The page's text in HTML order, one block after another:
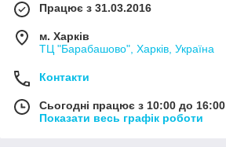
Працює з 31.03.2016
м. Харків
ТЦ "Барабашово", Харків, Україна
Контакти
Сьогодні працює з 10:00 до 16:00
Показати весь графік роботи